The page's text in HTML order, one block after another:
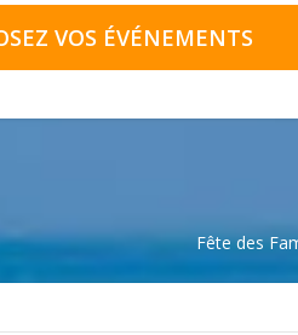
VOS ÉVÉNEMENTS
Fête des